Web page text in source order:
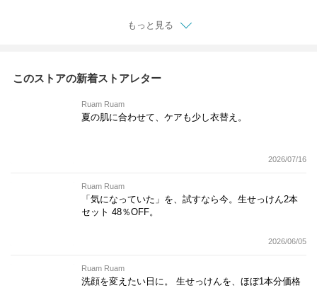
もっと見る
このストアの新着ストアレター
Ruam Ruam
夏の肌に合わせて、ケアも少し衣替え。
2026/07/16
Ruam Ruam
「気になっていた」を、試すなら今。生せっけん2本
セット 48％OFF。
2026/06/05
Ruam Ruam
洗顔を変えたい日に。 生せっけんを、ほぼ1本分価格